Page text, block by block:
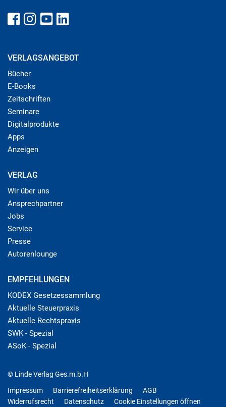
VERLAGSANGEBOT
Bücher
E-Books
Zeitschriften
Seminare
Digitalprodukte
Apps
Anzeigen
VERLAG
Wir über uns
Ansprechpartner
Jobs
Service
Presse
Autorenlounge
EMPFEHLUNGEN
KODEX Gesetzessammlung
Aktuelle Steuerpraxis
Aktuelle Rechtspraxis
SWK - Spezial
ASoK - Spezial
© Linde Verlag Ges.m.b.H
Impressum
Barrierefreiheitserklärung
AGB
Widerrufsrecht
Datenschutz Cookie Einstellungen öffnen